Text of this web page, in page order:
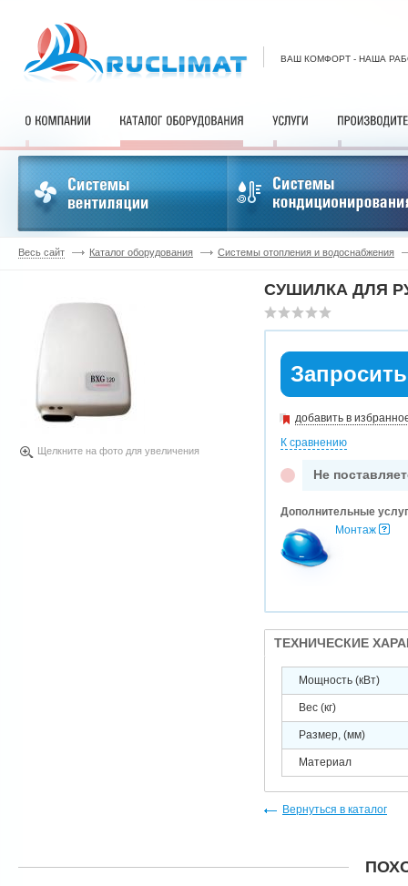
ВАШ КОМФОРТ - НАША
Весь сайт Каталог оборудования Системы отопления и водоснабжения
Щелкните на фото для увеличения
СУШИЛКА ДЛЯ
добавить в
К сравнению
Не
Дополнительные
Монтаж
ТЕХНИЧЕСКИЕ
Мощность (кВт)
Вес (кг)
Размер, (мм)
Материал
Вернуться в каталог